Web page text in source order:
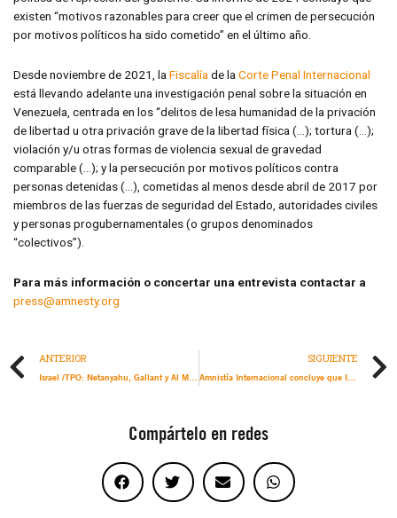
existen “motivos razonables para creer que el crimen de persecución
por motivos políticos ha sido cometido” en el último año.
Desde noviembre de 2021, la Fiscalía de la Corte Penal Internacional
está llevando adelante una investigación penal sobre la situación en
Venezuela, centrada en los “delitos de lesa humanidad de la privación
de libertad u otra privación grave de la libertad física (…); tortura (…);
violación y/u otras formas de violencia sexual de gravedad
comparable (…); y la persecución por motivos políticos contra
personas detenidas (…), cometidas al menos desde abril de 2017 por
miembros de las fuerzas de seguridad del Estado, autoridades civiles
y personas progubernamentales (o grupos denominados
“colectivos”).
Para más información o concertar una entrevista contactar a
press@amnesty.org
ANTERIOR
Israel /TPO: Netanyahu, Gallant y Al Masri deben responder ante la justicia en la Corte Penal Internacional por cargos de crímenes de guerra y crímenes de lesa humanidad
SIGUIENTE
Amnistía Internacional concluye que Israel está cometiendo genocidio contra la población palestina de Gaza
Compártelo en redes